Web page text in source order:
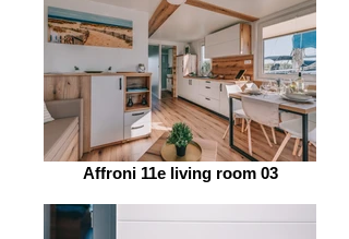
Affroni 11e living room 03